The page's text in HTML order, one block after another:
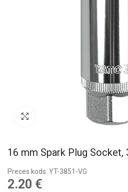
16 mm Spark Plug Socket,
Preces kods: YT-3851-VG
2.20 €